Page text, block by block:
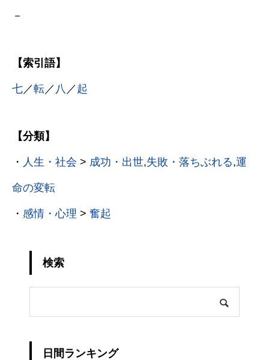
－
【索引語】
七／転／ 八 ／ 起
【分類】
・ 人生・社会 > 成功・出世,失敗・落ちぶれる,運
命の変転
・ 感情・心理 > 奮起
検索
日間ランキング